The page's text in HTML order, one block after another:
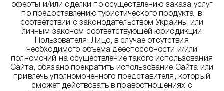
оферты и/или сделки по осуществлению заказа услуг
по предоставлению туристического продукта, в
соответствии с законодательством Украины или
личным законом соответствующей юрисдикции
Пользователя. Лицо, в случае отсутствия
необходимого объема дееспособности и/или
полномочий на осуществление такого использования
Сайта, обязано прекратить использование Сайта или
привлечь уполномоченного представителя, который
сможет действовать в правоотношениях с